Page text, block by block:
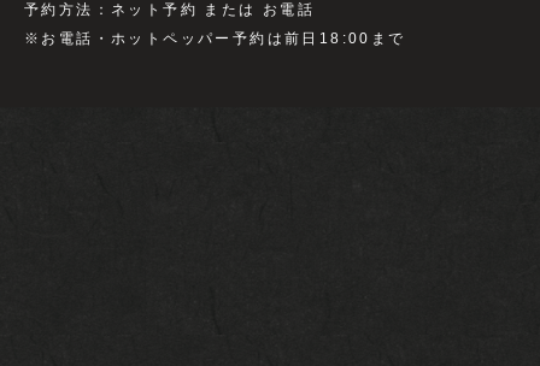
予約方法：ネット予約 または お電話
※お電話・ホットペッパー予約は前日18:00まで